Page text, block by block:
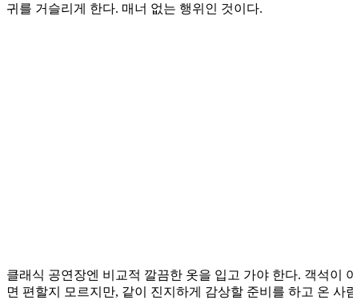
귀를 거슬리게 한다. 매너 없는 행위인 것이다.
클래식 공연장엔 비교적 깔끔한 옷을 입고 가야 한다. 객석이
면 편할지 모르지만, 같이 진지하게 감상할 준비를 하고 온